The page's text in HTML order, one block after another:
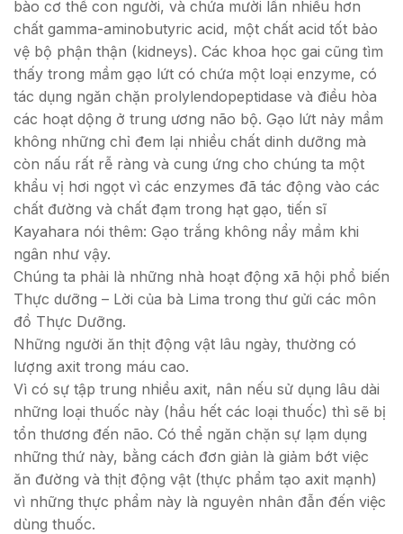
bào cơ thể con người, và chứa mười lần nhiều hơn
chất gamma-aminobutyric acid, một chất acid tốt bảo
vệ bộ phận thận (kidneys). Các khoa học gai cũng tìm
thấy trong mầm gạo lứt có chứa một loại enzyme, có
tác dụng ngăn chặn prolylendopeptidase và điều hòa
các hoạt dộng ở trung ương não bộ. Gạo lứt nảy mầm
không những chỉ đem lại nhiều chất dinh dưỡng mà
còn nấu rất rễ ràng và cung ứng cho chúng ta một
khẩu vị hơi ngọt vì các enzymes đã tác động vào các
chất đường và chất đạm trong hạt gạo, tiến sĩ
Kayahara nói thêm: Gạo trắng không nẩy mầm khi
ngân như vậy.
Chúng ta phải là những nhà hoạt động xã hội phổ biến
Thực dưỡng – Lời của bà Lima trong thư gửi các môn
đồ Thực Dưỡng.
Những người ăn thịt động vật lâu ngày, thường có
lượng axit trong máu cao.
Vì có sự tập trung nhiều axit, nân nếu sử dụng lâu dài
những loại thuốc này (hầu hết các loại thuốc) thì sẽ bị
tổn thương đến não. Có thể ngăn chặn sự lạm dụng
những thứ này, bằng cách đơn giản là giảm bớt việc
ăn đường và thịt động vật (thực phẩm tạo axit mạnh)
vì những thực phẩm này là nguyên nhân đẫn đến việc
dùng thuốc.